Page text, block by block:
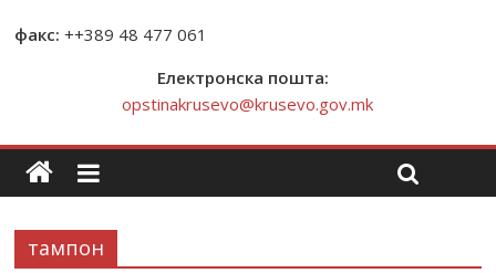
факс: ++389 48 477 061
Електронска пошта:
opstinakrusevo@krusevo.gov.mk
тампон